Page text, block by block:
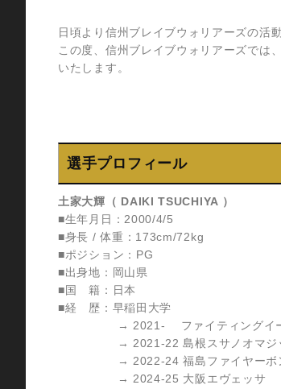
⽇頃より信州ブレイブウォリアーズの活
この度、信州ブレイブウォリアーズでは
いたします。
選手プロフィール
土家大輝（ DAIKI TSUCHIYA ）
■生年月日：2000/4/5
■身長 / 体重：173cm/72kg
■ポジション：PG
■出身地：岡山県
■国 籍：日本
■経 歴：早稲田大学
→ 2021- ファイティングイーグ
→ 2021-22 島根スサノオマジッ
→ 2022-24 福島ファイヤーボ
→ 2024-25 大阪エヴェッサ